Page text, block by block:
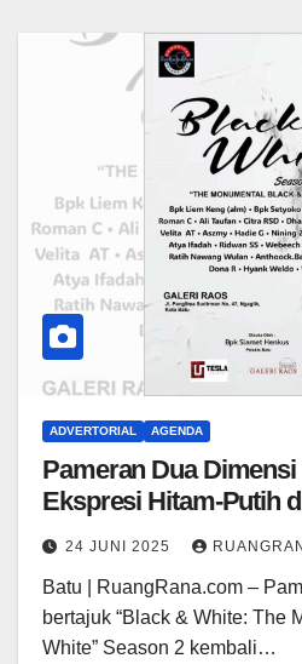
ADVERTORIAL AGENDA
Pameran Dua Dimensi
Ekspresi Hitam-Putih
24 JUNI 2025
Batu | RuangRana.com –
bertajuk “Black & White: The
White” Season 2 kembali…